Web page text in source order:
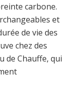
carbone.
et
de vie des
chez des
de Chauffe, qui